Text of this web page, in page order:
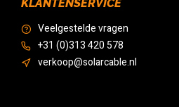
KLANTENSERVICE
Veelgestelde vragen
+31 (0)313 420 578
verkoop@solarcable.nl